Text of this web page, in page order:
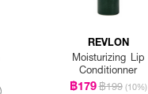
REVLON
Moisturizing Lip
Conditionner
฿179฿199 (10%)